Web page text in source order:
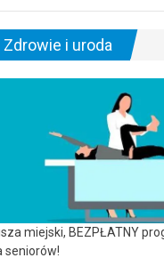
Zdrowie i uroda
miejski, BEZPŁATNY
seniorów!